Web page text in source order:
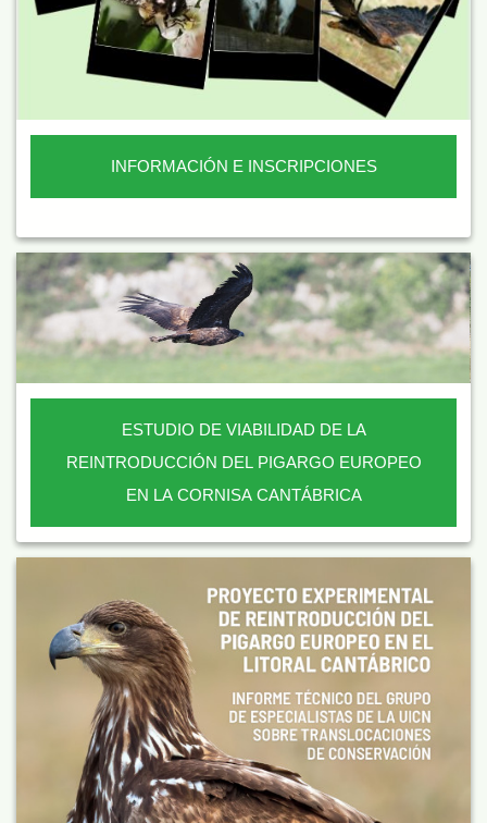
INFORMACIÓN E INSCRIPCIONES
ESTUDIO DE VIABILIDAD DE LA
REINTRODUCCIÓN DEL PIGARGO EUROPEO
EN LA CORNISA CANTÁBRICA